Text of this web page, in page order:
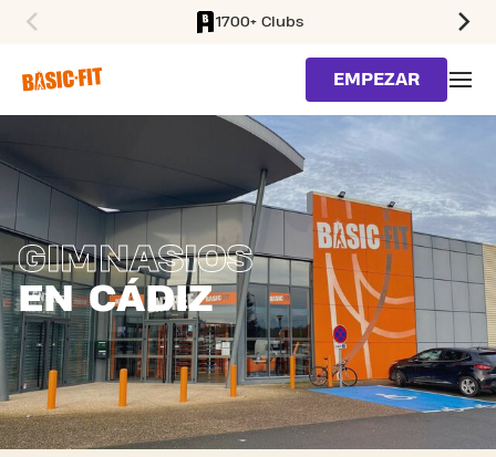
1700+ Clubs
EMPEZAR
GIMNASIOS
EN CÁDIZ